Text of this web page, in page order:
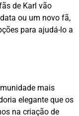
de Karl vão
ou um novo fã,
para ajudá-lo a
mais
elegante que os
na criação de